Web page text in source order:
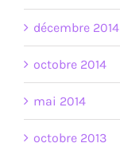
décembre 2014
octobre 2014
mai 2014
octobre 2013